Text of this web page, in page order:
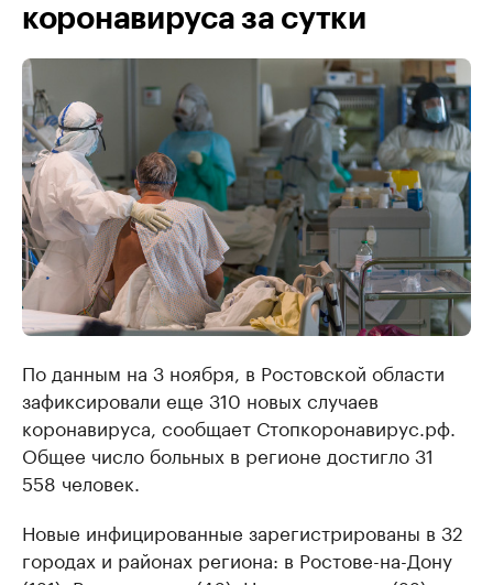
коронавируса за сутки
По данным на 3 ноября, в Ростовской области
зафиксировали еще 310 новых случаев
коронавируса, сообщает Стопкоронавирус.рф.
Общее число больных в регионе достигло 31
558 человек.
Новые инфицированные зарегистрированы в 32
городах и районах региона: в Ростове-на-Дону